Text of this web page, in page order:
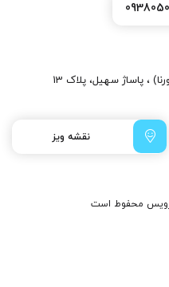
، پاساژ سهیل، پلاک 13
نقشه ویز
محفوط است